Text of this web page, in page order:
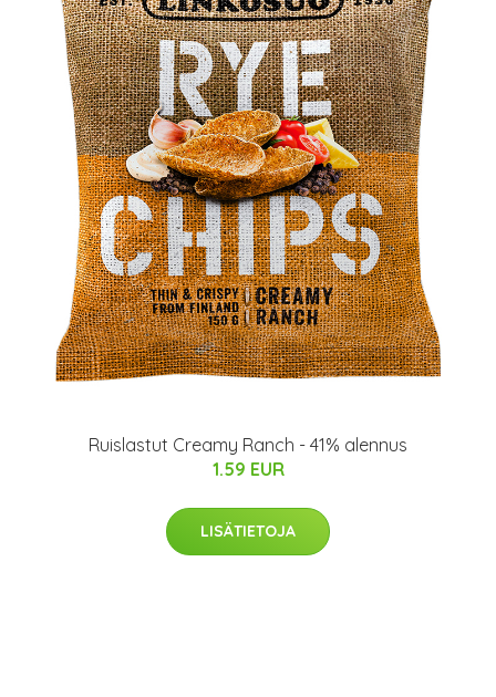
Ruislastut Creamy Ranch - 41% alennus
1.59 EUR
LISÄTIETOJA